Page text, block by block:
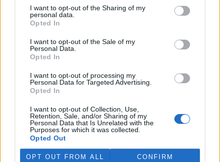
I want to opt-out of the Sharing of my
personal data.
Opted In
I want to opt-out of the Sale of my
Personal Data.
Opted In
I want to opt-out of processing my
Personal Data for Targeted Advertising.
Opted In
I want to opt-out of Collection, Use,
Retention, Sale, and/or Sharing of my
Personal Data that Is Unrelated with the
Purposes for which it was collected.
Opted Out
OPT OUT FROM ALL CONFIRM
reklama
Redakce Ekolistu vítá čtenářské názory, komentáře a postřehy. Tím,
že zde publikujete svůj příspěvek, se ale zároveň zavazujete
vyhrazuje právo smazat diskusní příspěvěk
DO DISKUZE SE MŮŽETE ZAPOJIT PO PŘIHLÁŠENÍ
Uživatelský e-mail
Heslo